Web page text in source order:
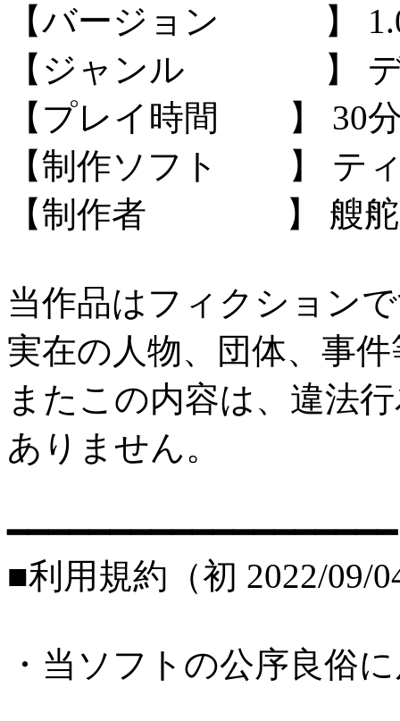
【バージョン 】
【ジャンル 】 デジ
【プレイ時間 】 30
【制作ソフト 】 テ
【制作者 】 艘舵
当作品はフィクション
実在の人物、団体、事
またこの内容は、違法
ありません。
━━━━━━━━━━━━━━━━━━━
■利用規約（初 2022/09/
・当ソフトの公序良俗